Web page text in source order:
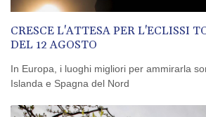
Media, nuova incursione israeliana in
nel sud-ovest
Media, nuova incursione israeliana in
nel sud-ovest
Calcio: la Fifa difende Infantino,
il presidente"
CRESCE L'ATTESA PER L'ECLISSI
DEL 12 AGOSTO
In Europa, i luoghi migliori per ammirarla
Islanda e Spagna del Nord